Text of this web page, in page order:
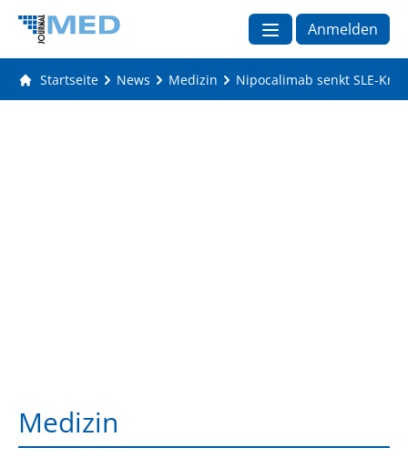
Anmelden
Startseite News Medizin Nipocalimab senkt SLE-
Medizin